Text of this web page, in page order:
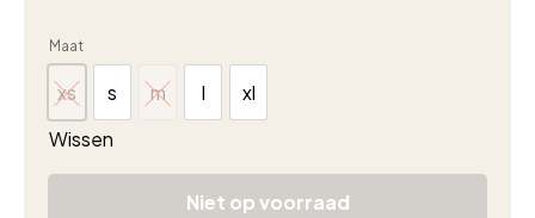
Maat
xs
xs
s
s
m
m
l
l
xl
xl
Wissen
Niet op voorraad